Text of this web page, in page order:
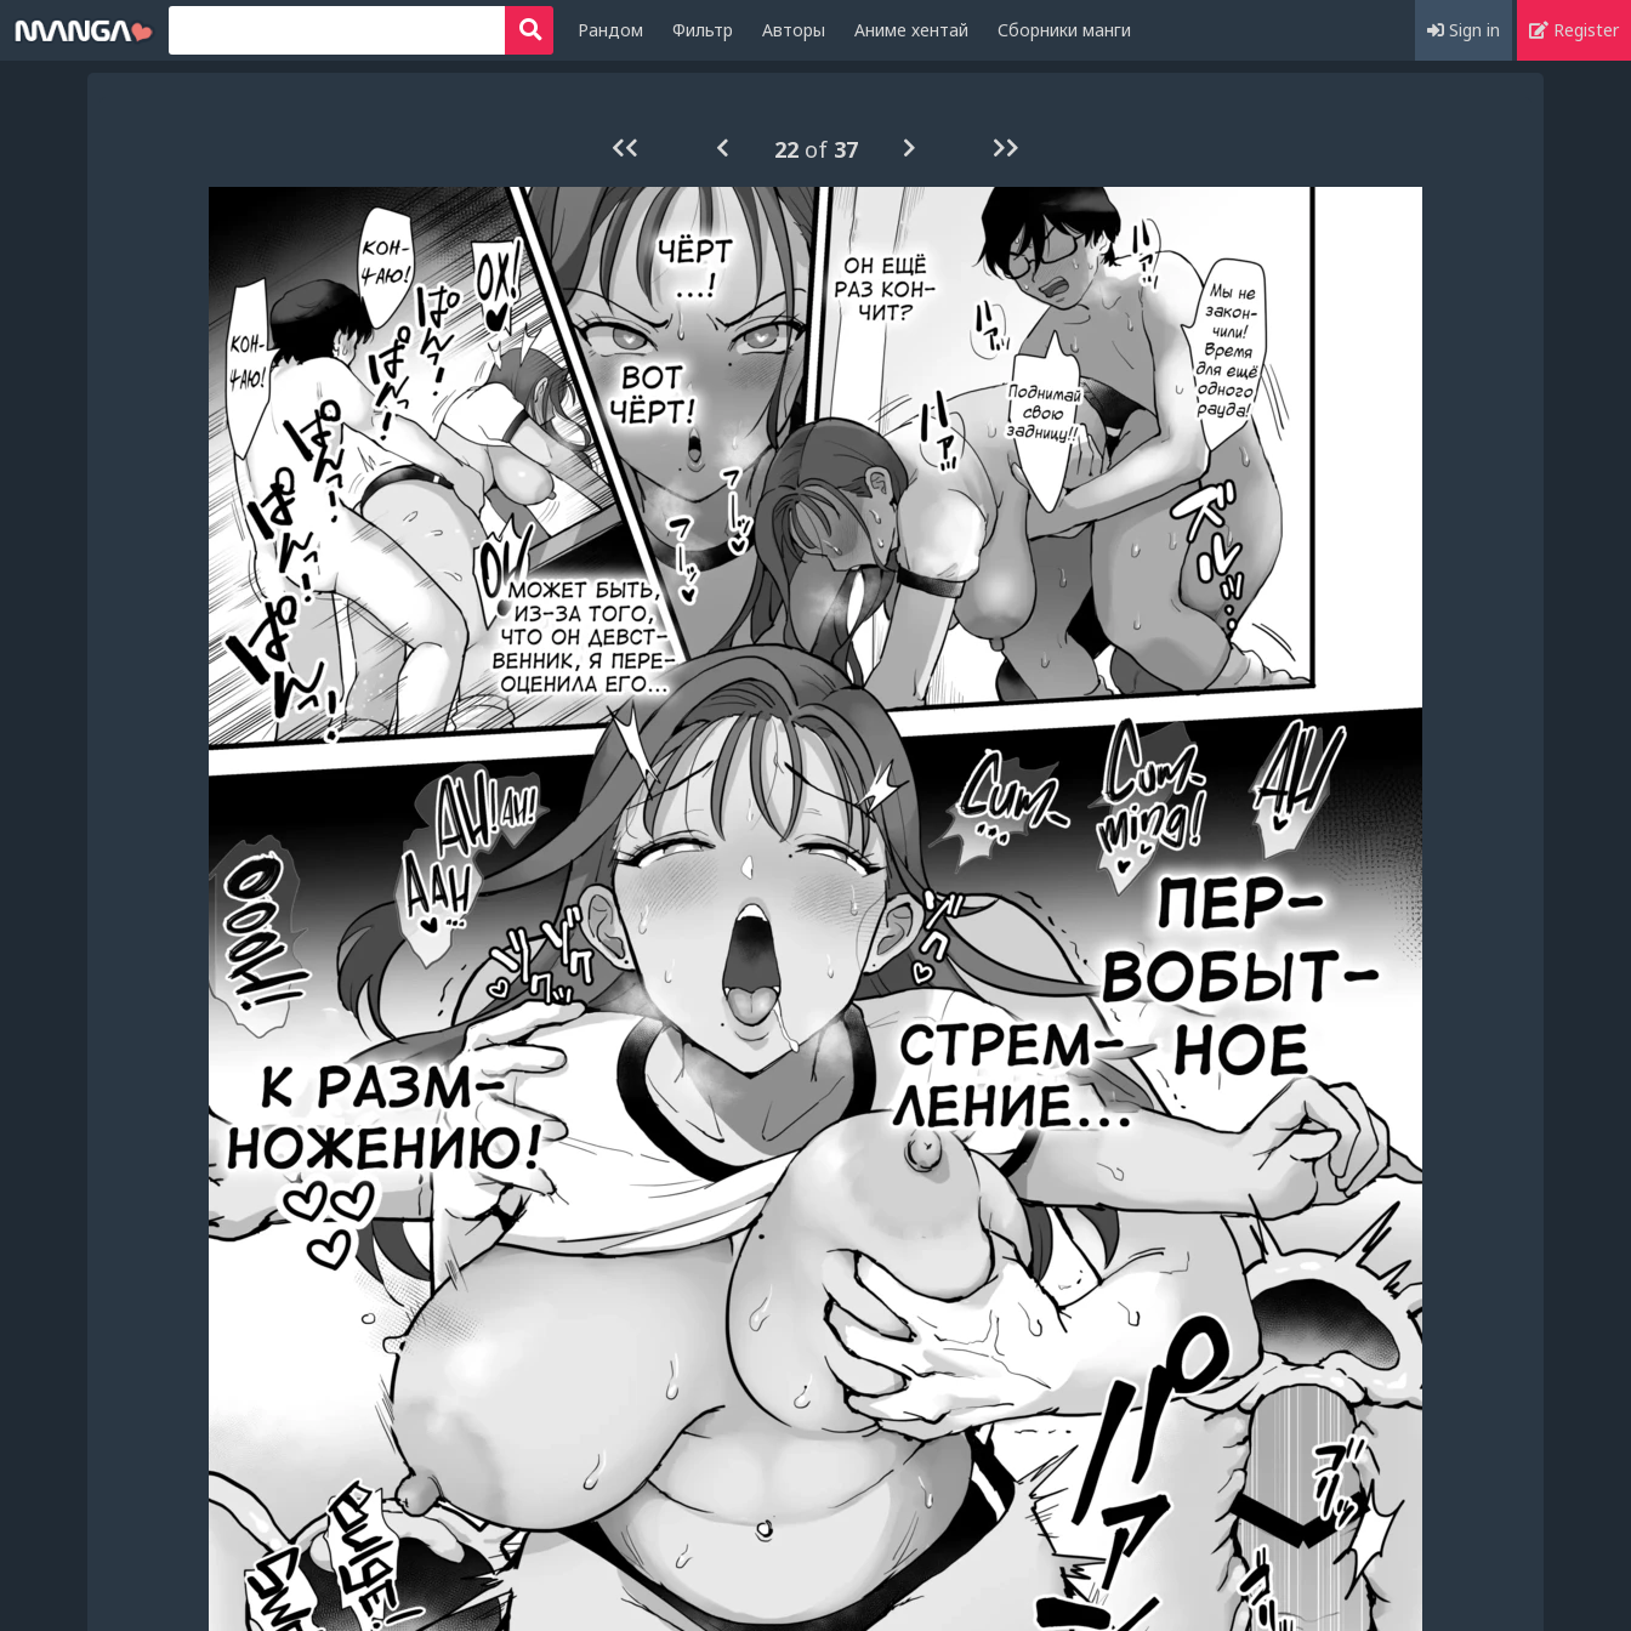
Рандом Фильтр Авторы Аниме хентай Сборники манги Sign in Register
22 of 37